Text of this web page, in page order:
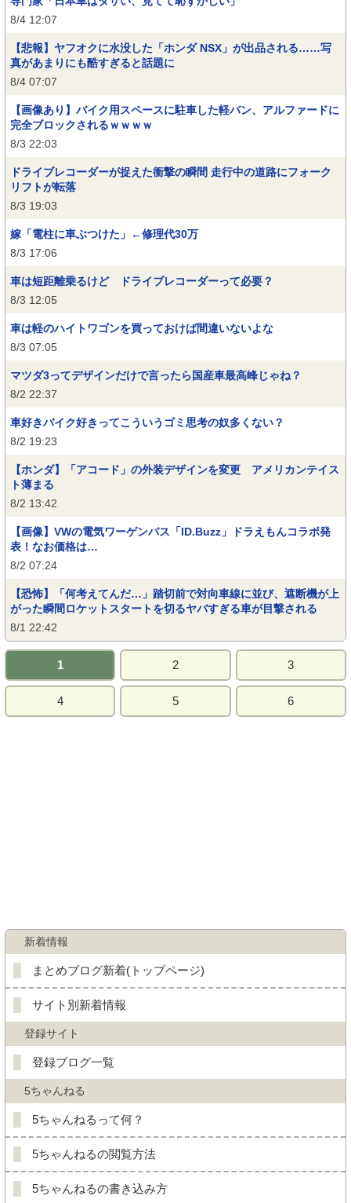
8/4 12:07
【悲報】ヤフオクに水没した「ホンダ NSX」が出品される……写
真があまりにも酷すぎると話題に
8/4 07:07
【画像あり】バイク用スペースに駐車した軽バン、アルファードに
完全ブロックされるｗｗｗｗ
8/3 22:03
ドライブレコーダーが捉えた衝撃の瞬間 走行中の道路にフォーク
リフトが転落
8/3 19:03
嫁「電柱に車ぶつけた」←修理代30万
8/3 17:06
車は短距離乗るけど ドライブレコーダーって必要？
8/3 12:05
車は軽のハイトワゴンを買っておけば間違いないよな
8/3 07:05
マツダ3ってデザインだけで言ったら国産車最高峰じゃね？
8/2 22:37
車好きバイク好きってこういうゴミ思考の奴多くない？
8/2 19:23
【ホンダ】「アコード」の外装デザインを変更 アメリカンテイス
ト薄まる
8/2 13:42
【画像】VWの電気ワーゲンバス「ID.Buzz」ドラえもんコラボ発
表！なお価格は…
8/2 07:24
【恐怖】「何考えてんだ…」踏切前で対向車線に並び、遮断機が上
がった瞬間ロケットスタートを切るヤバすぎる車が目撃される
8/1 22:42
1 2 3
4 5 6
新着情報
まとめブログ新着(トップページ)
サイト別新着情報
登録サイト
登録ブログ一覧
5ちゃんねる
5ちゃんねるって何？
5ちゃんねるの閲覧方法
5ちゃんねるの書き込み方